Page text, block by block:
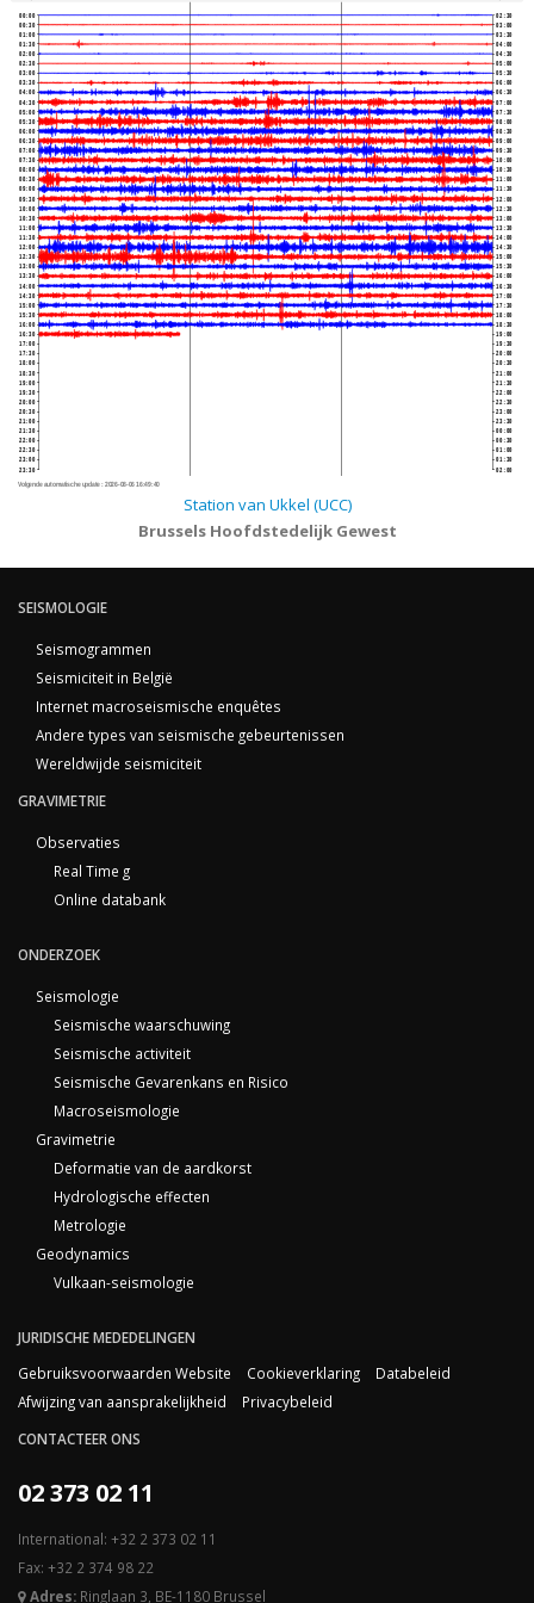
00:00
00:30
01:00
01:30
02:00
02:30
03:00
03:30
04:00
04:30
05:00
05:30
06:00
06:30
07:00
07:30
08:00
08:30
09:00
09:30
10:00
10:30
11:00
11:30
12:00
12:30
13:00
13:30
14:00
14:30
15:00
15:30
16:00
16:30
17:00
17:30
18:00
18:30
19:00
19:30
20:00
20:30
21:00
21:30
22:00
22:30
23:00
23:30
02:30
03:00
03:30
04:00
04:30
05:00
05:30
06:00
06:30
07:00
07:30
08:00
08:30
09:00
09:30
10:00
10:30
11:00
11:30
12:00
12:30
13:00
13:30
14:00
14:30
15:00
15:30
16:00
16:30
17:00
17:30
18:00
18:30
19:00
19:30
20:00
20:30
21:00
21:30
22:00
22:30
23:00
23:30
00:00
00:30
01:00
01:30
02:00
Volgende automatische update : 2026-08-06 16:49:40
Station van Ukkel (UCC)
Brussels Hoofdstedelijk Gewest
SEISMOLOGIE
Seismogrammen
Seismiciteit in België
Internet macroseismische enquêtes
Andere types van seismische gebeurtenissen
Wereldwijde seismiciteit
GRAVIMETRIE
Observaties
Real Time g
Online databank
ONDERZOEK
Seismologie
Seismische waarschuwing
Seismische activiteit
Seismische Gevarenkans en Risico
Macroseismologie
Gravimetrie
Deformatie van de aardkorst
Hydrologische effecten
Metrologie
Geodynamics
Vulkaan-seismologie
JURIDISCHE MEDEDELINGEN
Gebruiksvoorwaarden Website
Cookieverklaring
Databeleid
Afwijzing van aansprakelijkheid
Privacybeleid
CONTACTEER ONS
02 373 02 11
International: +32 2 373 02 11
Fax: +32 2 374 98 22
Adres: Ringlaan 3, BE-1180 Brussel